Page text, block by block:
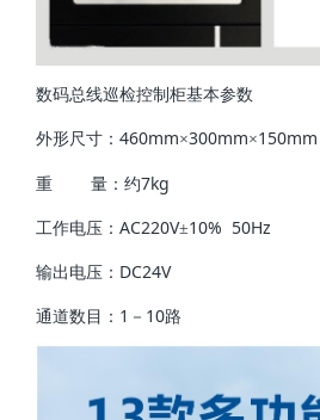
数码总线巡检控制柜基本参数
外形尺寸： 460mm×300mm×150mm
重 量：约7kg
工作电压： AC220V±10% 50Hz
输出电压： DC24V
通道数目： 1 － 10路